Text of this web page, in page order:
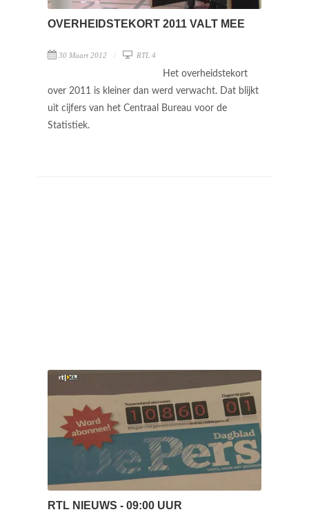
OVERHEIDSTEKORT 2011 VALT MEE
30 Maart 2012 RTL 4
Het overheidstekort
over 2011 is kleiner dan werd verwacht. Dat blijkt
uit cijfers van het Centraal Bureau voor de
Statistiek.
RTL NIEUWS - 09:00 UUR